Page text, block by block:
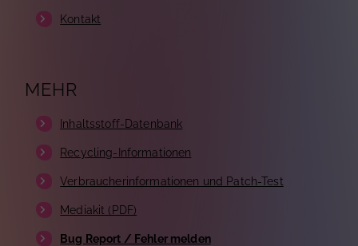
Kontakt
MEHR
Inhaltsstoff-Datenbank
Recycling-Informationen
Verbraucherinformationen und Patch-Test
Mediakit (PDF)
Bug Report / Fehler melden